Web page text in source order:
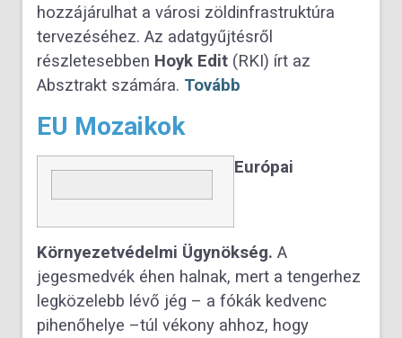
hozzájárulhat a városi zöldinfrastruktúra
tervezéséhez. Az adatgyűjtésről
részletesebben Hoyk Edit (RKI) írt az
Absztrakt számára. Tovább
EU Mozaikok
Európai
Környezetvédelmi Ügynökség. A
jegesmedvék éhen halnak, mert a tengerhez
legközelebb lévő jég – a fókák kedvenc
pihenőhelye –túl vékony ahhoz, hogy